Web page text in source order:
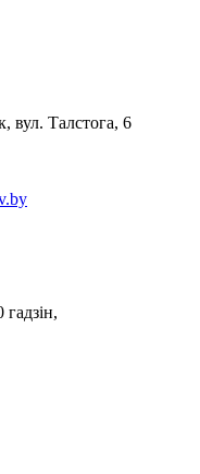
вул. Талстога, 6